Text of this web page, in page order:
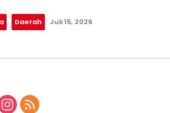
Daerah Juli 15, 2026